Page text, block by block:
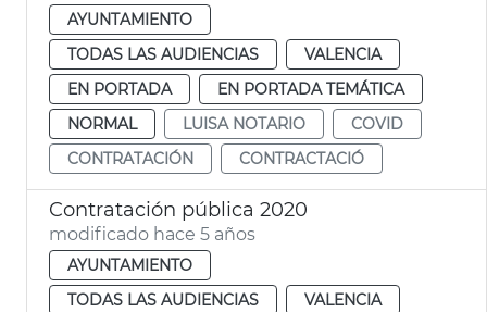
AYUNTAMIENTO
TODAS LAS AUDIENCIAS
VALENCIA
EN PORTADA
EN PORTADA TEMÁTICA
NORMAL
LUISA NOTARIO
COVID
CONTRATACIÓN
CONTRACTACIÓ
Contratación pública 2020
modificado hace 5 años
AYUNTAMIENTO
TODAS LAS AUDIENCIAS
VALENCIA